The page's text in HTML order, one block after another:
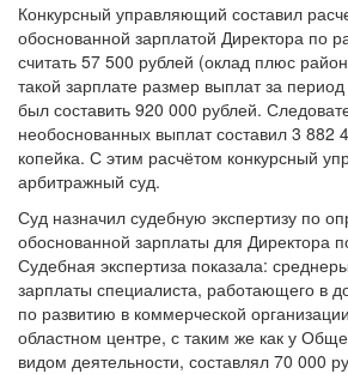
Конкурсный управляющий составил
обоснованной зарплатой Директора по
считать 57 500 рублей (оклад плюс
такой зарплате размер выплат за
был составить 920 000 рублей.
необоснованных выплат составил 3 882
копейка. С этим расчётом конкурсный
арбитражный суд.
Суд назначил судебную экспертизу по
обоснованной зарплаты для Директора
Судебная экспертиза показала:
зарплаты специалиста, работающего в
по развитию в коммерческой
областном центре, с таким же как у
видом деятельности, составлял 70 000